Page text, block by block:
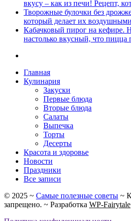
вкусу – как из печи! Рецепт,
Творожные булочки без
который делает их
Кабачковый пирог на кефире.
настолько вкусный, что пицца
Главная
Кулинария
Закуски
Первые блюда
Вторые блюда
Салаты
Выпечка
Торты
Десерты
Красота и здоровье
Новости
Праздники
Все записи
© 2025 ~ Самые полезные советы ~
запрещено. ~ Разработка WP-Fairytale